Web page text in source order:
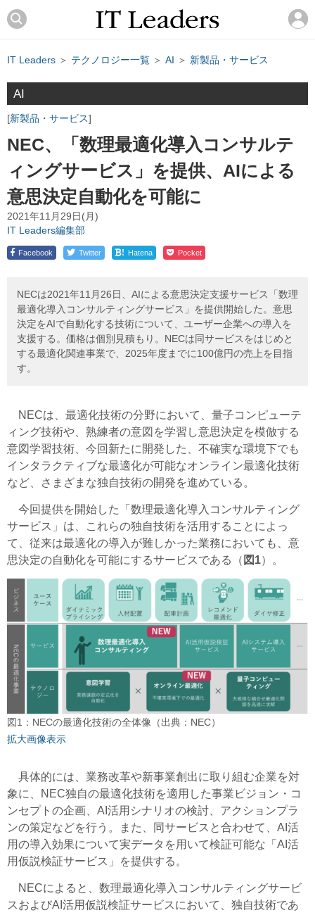
IT Leaders ＞ テクノロジー一覧 ＞ AI ＞ 新製品・サービス
AI
新製品・サービス
NEC、「数理最適化導入コンサルテ
ィングサービス」を提供、AIによる
意思決定自動化を可能に
2021年11月29日(月)
IT Leaders編集部
Facebook Twitter ! Hatena Pocket
NECは2021年11月26日、AIによる意思決定支援サービス「数理
最適化導入コンサルティングサービス」を提供開始した。意思
決定をAIで自動化する技術について、ユーザー企業への導入を
支援する。価格は個別見積もり。NECは同サービスをはじめと
する最適化関連事業で、2025年度までに100億円の売上を目指
す。
NECは、最適化技術の分野において、量子コンピューテ
ィング技術や、熟練者の意図を学習し意思決定を模倣する
意図学習技術、今回新たに開発した、不確実な環境下でも
インタラクティブな最適化が可能なオンライン最適化技術
など、さまざまな独自技術の開発を進めている。
今回提供を開始した「数理最適化導入コンサルティング
サービス」は、これらの独自技術を活用することによっ
て、従来は最適化の導入が難しかった業務においても、意
思決定の自動化を可能にするサービスである（ 図1）。
図1：NECの最適化技術の全体像（出典：NEC）
拡大画像表示
具体的には、業務改革や新事業創出に取り組む企業を対
象に、NEC独自の最適化技術を適用した事業ビジョン・コ
ンセプトの企画、AI活用シナリオの検討、アクションプラ
ンの策定などを行う。また、同サービスと合わせて、AI活
用の導入効果について実データを用いて検証可能な「AI活
用仮説検証サービス」を提供する。
NECによると、数理最適化導入コンサルティングサービ
スおよびAI活用仮説検証サービスにおいて、独自技術であ